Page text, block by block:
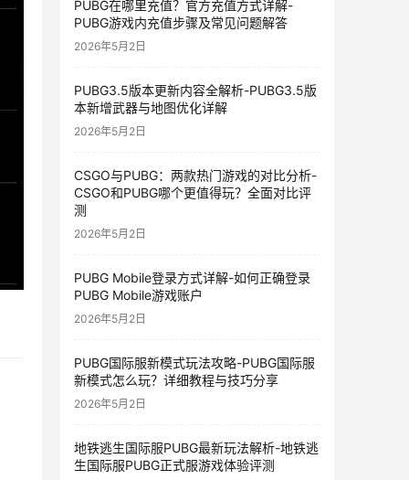
PUBG在哪里充值？官方充值方式详解-
PUBG游戏内充值步骤及常见问题解答
2026年5月2日
PUBG3.5版本更新内容全解析-PUBG3.5版
本新增武器与地图优化详解
2026年5月2日
CSGO与PUBG：两款热门游戏的对比分析-
CSGO和PUBG哪个更值得玩？全面对比评
测
2026年5月2日
PUBG Mobile登录方式详解-如何正确登录
PUBG Mobile游戏账户
2026年5月2日
PUBG国际服新模式玩法攻略-PUBG国际服
新模式怎么玩？详细教程与技巧分享
2026年5月2日
地铁逃生国际服PUBG最新玩法解析-地铁逃
生国际服PUBG正式服游戏体验评测